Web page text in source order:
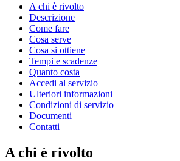
A chi è rivolto
Descrizione
Come fare
Cosa serve
Cosa si ottiene
Tempi e scadenze
Quanto costa
Accedi al servizio
Ulteriori informazioni
Condizioni di servizio
Documenti
Contatti
A chi è rivolto